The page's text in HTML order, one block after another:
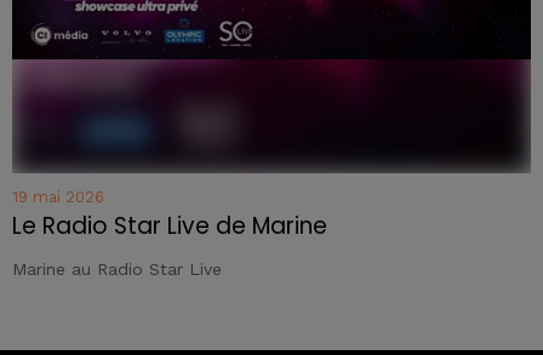
19 mai 2026
Le Radio Star Live de Marine
Marine au Radio Star Live